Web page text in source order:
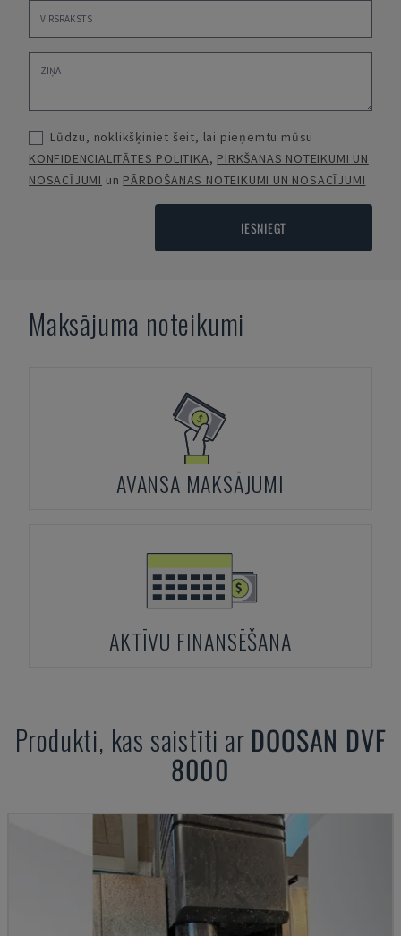
Lūdzu, noklikšķiniet šeit, lai pieņemtu mūsu
KONFIDENCIALITĀTES POLITIKA, PIRKŠANAS NOTEIKUMI UN
NOSACĪJUMI un PĀRDOŠANAS NOTEIKUMI UN NOSACĪJUMI
IESNIEGT
Maksājuma noteikumi
AVANSA MAKSĀJUMI
AKTĪVU FINANSĒŠANA
Produkti, kas saistīti ar DOOSAN DVF
8000